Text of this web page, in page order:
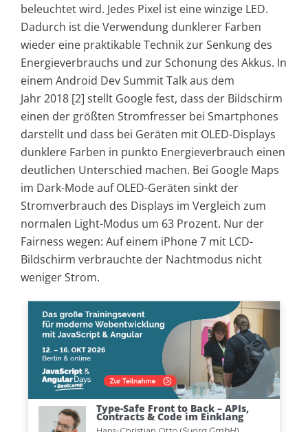
beleuchtet wird. Jedes Pixel ist eine winzige LED.
Dadurch ist die Verwendung dunklerer Farben
wieder eine praktikable Technik zur Senkung des
Energieverbrauchs und zur Schonung des Akkus. In
einem Android Dev Summit Talk aus dem
Jahr 2018 [2] stellt Google fest, dass der Bildschirm
einen der größten Stromfresser bei Smartphones
darstellt und dass bei Geräten mit OLED-Displays
dunklere Farben in punkto Energieverbrauch einen
deutlichen Unterschied machen. Bei Google Maps
im Dark-Mode auf OLED-Geräten sinkt der
Stromverbrauch des Displays im Vergleich zum
normalen Light-Modus um 63 Prozent. Nur der
Fairness wegen: Auf einem iPhone 7 mit LCD-
Bildschirm verbrauchte der Nachtmodus nicht
weniger Strom.